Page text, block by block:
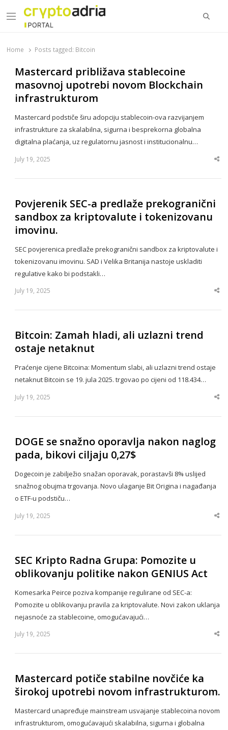
Menu
Home Posts tagged: Bitcoin
Mastercard približava stablecoine
masovnoj upotrebi novom Blockchain
infrastrukturom
Mastercard podstiče širu adopciju stablecoin-ova razvijanjem
infrastrukture za skalabilna, sigurna i besprekorna globalna
digitalna plaćanja, uz regulatornu jasnost i institucionalnu…
July 19, 2025
Povjerenik SEC-a predlaže prekogranični
sandbox za kriptovalute i tokenizovanu
imovinu.
SEC povjerenica predlaže prekogranični sandbox za kriptovalute i
tokenizovanu imovinu. SAD i Velika Britanija nastoje uskladiti
regulative kako bi podstakli…
July 19, 2025
Bitcoin: Zamah hladi, ali uzlazni trend
ostaje netaknut
Praćenje cijene Bitcoina: Momentum slabi, ali uzlazni trend ostaje
netaknut Bitcoin se 19. jula 2025. trgovao po cijeni od 118.434…
July 19, 2025
DOGE se snažno oporavlja nakon naglog
pada, bikovi ciljaju 0,27$
Dogecoin je zabilježio snažan oporavak, porastavši 8% uslijed
snažnog obujma trgovanja. Novo ulaganje Bit Origina i nagađanja
o ETF-u podstiču…
July 19, 2025
SEC Kripto Radna Grupa: Pomozite u
oblikovanju politike nakon GENIUS Act
Komesarka Peirce poziva kompanije regulirane od SEC-a:
Pomozite u oblikovanju pravila za kriptovalute. Novi zakon uklanja
nejasnoće za stablecoine, omogućavajući…
July 19, 2025
Mastercard potiče stabilne novčiće ka
širokoj upotrebi novom infrastrukturom.
Mastercard unapređuje mainstream usvajanje stablecoina novom
infrastrukturom, omogućavajući skalabilna, sigurna i globalna